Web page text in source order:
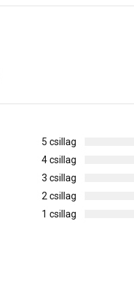
5 csillag
4 csillag
3 csillag
2 csillag
1 csillag